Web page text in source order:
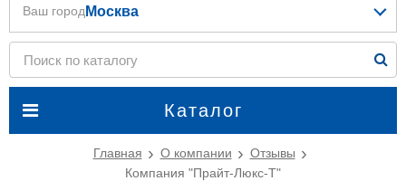
Каталог
Ваш город Москва
Главная О компании
Отзывы
Компания "Прайт-Люкс-Т"